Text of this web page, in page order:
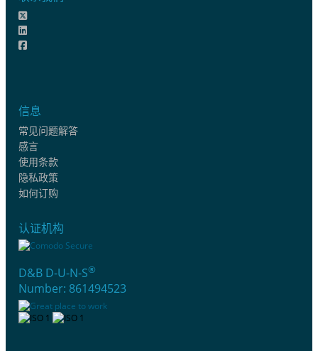
信息
常见问题解答
感言
使用条款
隐私政策
如何订购
认证机构
D&B D-U-N-S®
Number: 861494523